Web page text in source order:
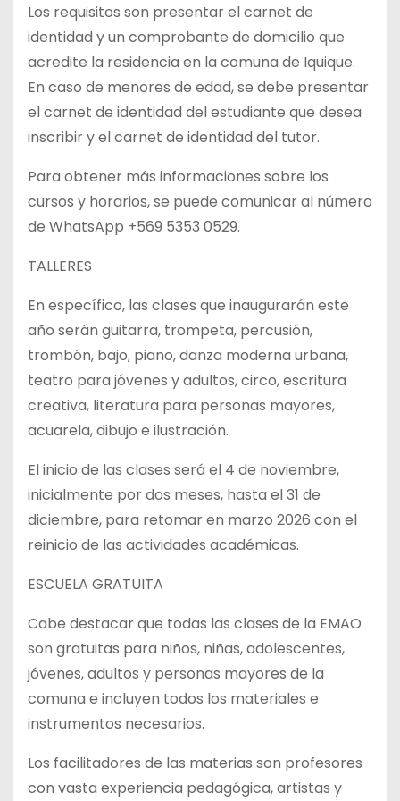
Los requisitos son presentar el carnet de
identidad y un comprobante de domicilio que
acredite la residencia en la comuna de Iquique.
En caso de menores de edad, se debe presentar
el carnet de identidad del estudiante que desea
inscribir y el carnet de identidad del tutor.
Para obtener más informaciones sobre los
cursos y horarios, se puede comunicar al número
de WhatsApp +569 5353 0529.
TALLERES
En específico, las clases que inaugurarán este
año serán guitarra, trompeta, percusión,
trombón, bajo, piano, danza moderna urbana,
teatro para jóvenes y adultos, circo, escritura
creativa, literatura para personas mayores,
acuarela, dibujo e ilustración.
El inicio de las clases será el 4 de noviembre,
inicialmente por dos meses, hasta el 31 de
diciembre, para retomar en marzo 2026 con el
reinicio de las actividades académicas.
ESCUELA GRATUITA
Cabe destacar que todas las clases de la EMAO
son gratuitas para niños, niñas, adolescentes,
jóvenes, adultos y personas mayores de la
comuna e incluyen todos los materiales e
instrumentos necesarios.
Los facilitadores de las materias son profesores
con vasta experiencia pedagógica, artistas y